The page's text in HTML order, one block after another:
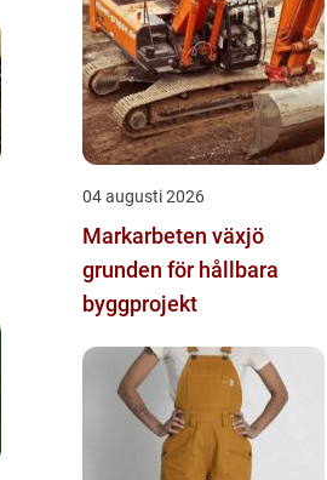
04 augusti 2026
Markarbeten växjö
grunden för hållbara
byggprojekt